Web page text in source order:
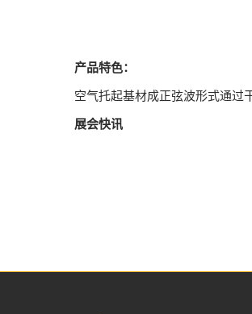
产品特色：
空气托起基材成正弦波形式通过
展会快讯